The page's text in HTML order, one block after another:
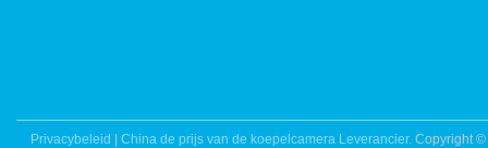
Privacybeleid | China de prijs van de koepelcamera Leverancier. Copyright ©